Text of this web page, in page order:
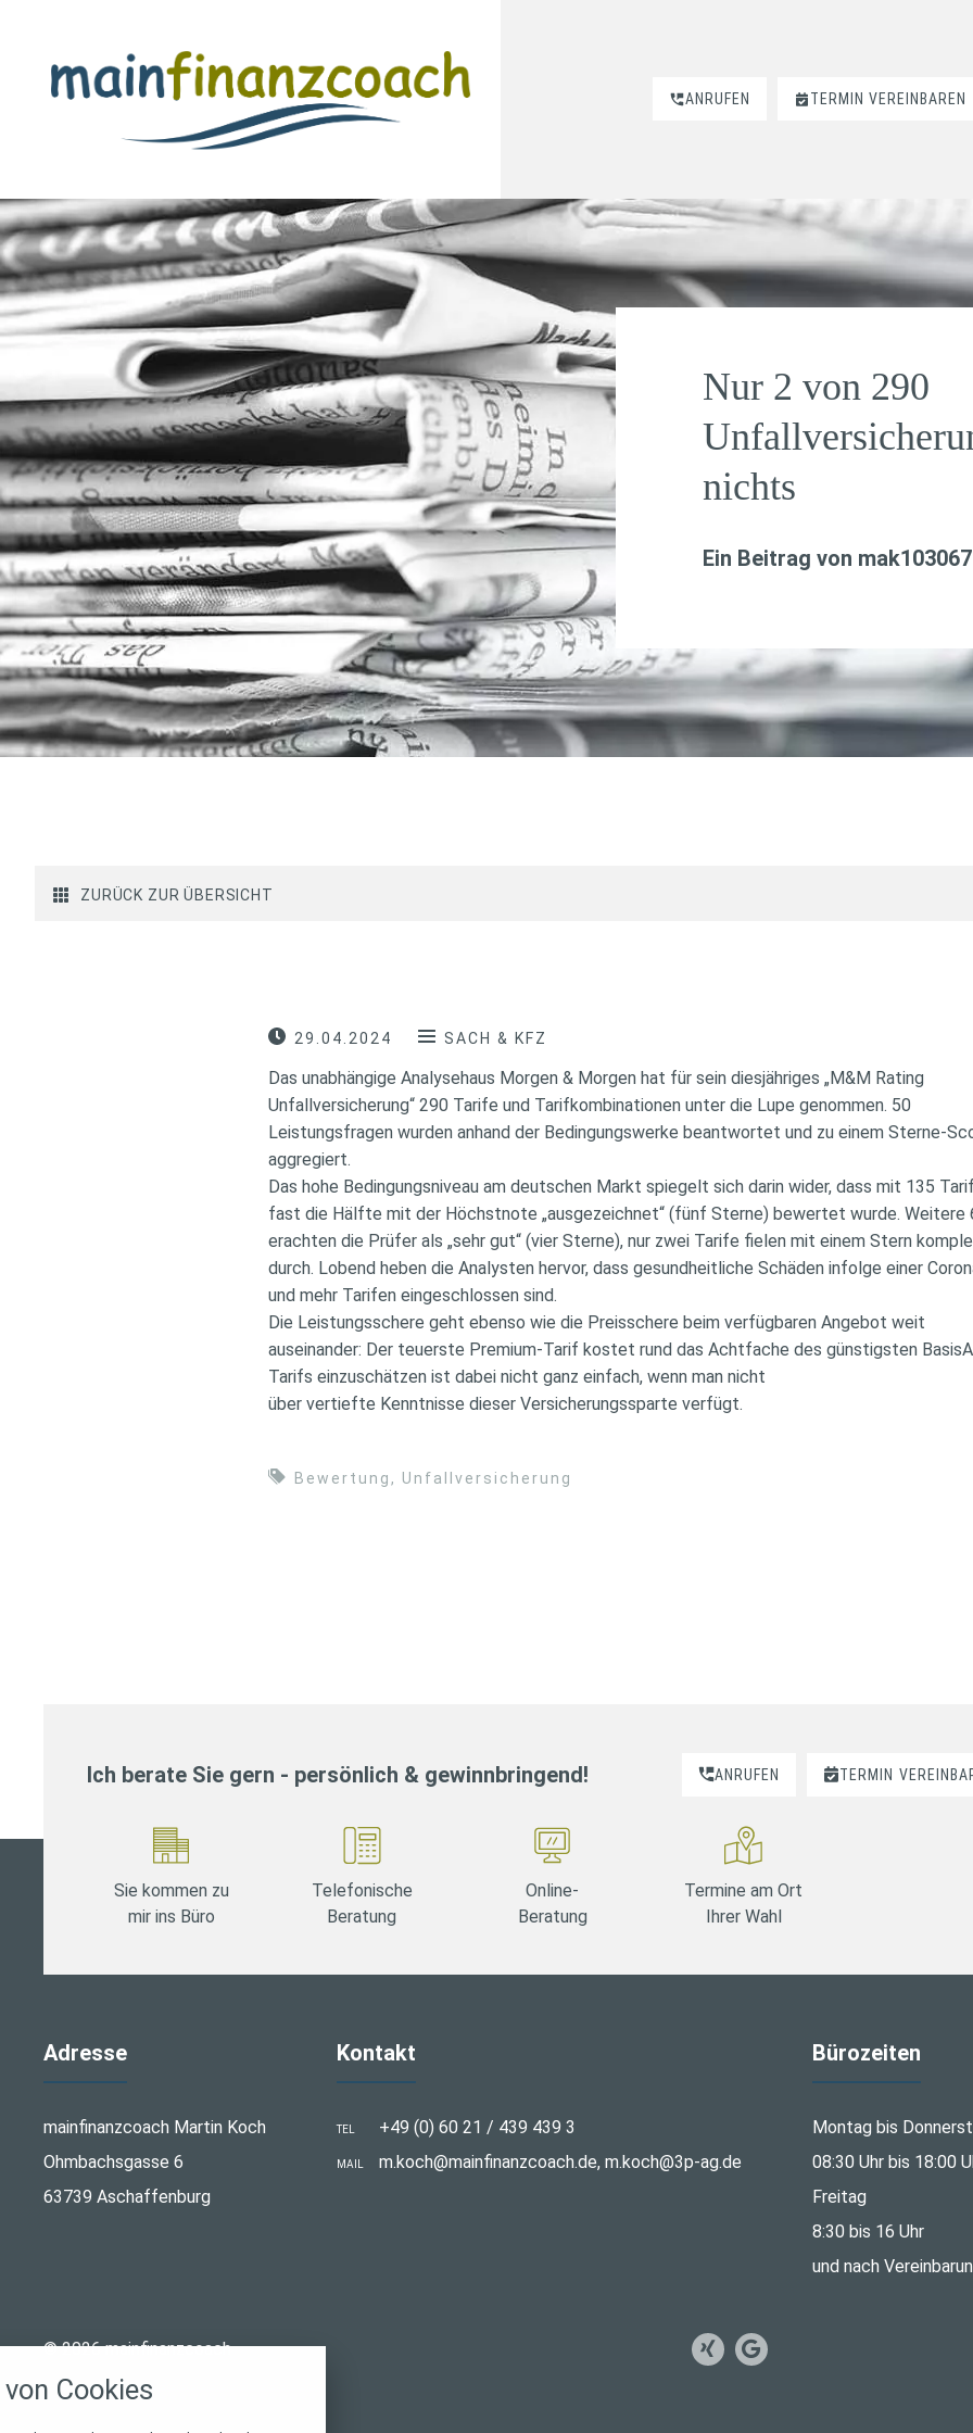
ANRUFEN TERMIN VEREINBAREN
Nur 2 von 290
nichts
Ein Beitrag von mak103067
ZURÜCK ZUR ÜBERSICHT
29.04.2024 SACH & KFZ
Das unabhängige Analysehaus Morgen & Morgen hat für sein diesjähriges „M&M Rating
Unfallversicherung“ 290 Tarife und Tarifkombinationen unter die Lupe genommen. 50
Leistungsfragen wurden anhand der Bedingungswerke beantwortet und zu einem Sterne-
aggregiert.
Das hohe Bedingungsniveau am deutschen Markt spiegelt sich darin wider, dass mit 135
fast die Hälfte mit der Höchstnote „ausgezeichnet“ (fünf Sterne) bewertet wurde. Weitere
erachten die Prüfer als „sehr gut“ (vier Sterne), nur zwei Tarife fielen mit einem Stern
durch. Lobend heben die Analysten hervor, dass gesundheitliche Schäden infolge einer
und mehr Tarifen eingeschlossen sind.
Die Leistungsschere geht ebenso wie die Preisschere beim verfügbaren Angebot weit
auseinander: Der teuerste Premium-Tarif kostet rund das Achtfache des günstigsten
Tarifs einzuschätzen ist dabei nicht ganz einfach, wenn man nicht
über vertiefte Kenntnisse dieser Versicherungssparte verfügt.
Bewertung , Unfallversicherung
Ich berate Sie gern - persönlich & gewinnbringend! ANRUFEN TERMIN
Sie kommen zu
mir ins Büro
Telefonische
Beratung
Online-
Beratung
Termine am Ort
Ihrer Wahl
Adresse
mainfinanzcoach Martin Koch
Ohmbachsgasse 6
63739 Aschaffenburg
Kontakt
TEL +49 (0) 60 21 / 439 439 3
MAIL m.koch@mainfinanzcoach.de, m.koch@3p-ag.de
Bürozeiten
Montag bis
08:30 Uhr bis 18:00
Freitag
8:30 bis 16 Uhr
und nach
© 2026 mainfinanzcoach
Cookies
akzeptieren oder zu blockieren.